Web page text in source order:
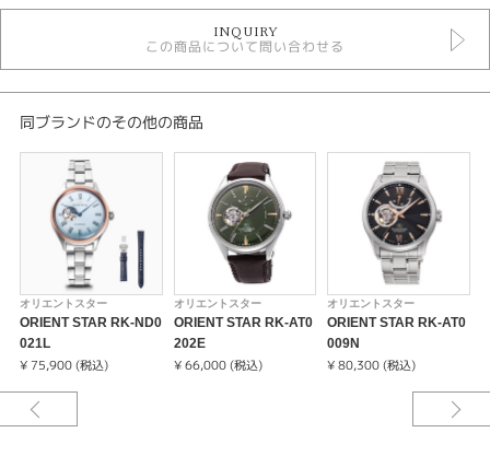
時計
10気圧防水
自動巻き（オートマティック）
手巻き
金属ベルト
白文字盤
オリエントスター
腕時計
ORIENT STAR
紹介文
INQUIRY
この商品について問い合わせる
同ブランドのその他の商品
オリエントスター
ORIENT STAR RK-ND0
021L
¥ 75,900 (税込)
オリエントスター
ORIENT STAR RK-AT0
202E
¥ 66,000 (税込)
オリエントスター
ORIENT STAR RK-AT0
009N
¥ 80,300 (税込)